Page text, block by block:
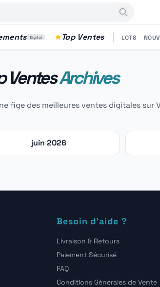
Digital Top Ventes LOTS
VentesArchives
fige des meilleures ventes digitales sur
juin 2026
Besoin d'aide ?
Livraison & Retours
Paiement Sécurisé
FAQ
Conditions Générales de Vente